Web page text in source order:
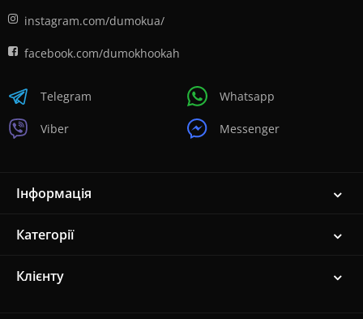
instagram.com/dumokua/
facebook.com/dumokhookah
Telegram
Viber
Whatsapp
Messenger
Інформація
Категорії
Клієнту